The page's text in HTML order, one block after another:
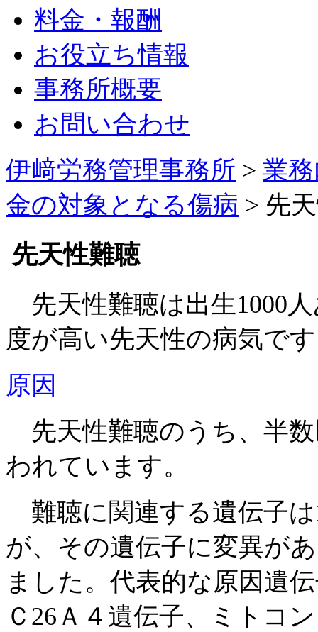
料金・報酬
お役立ち情報
事務所概要
お問い合わせ
伊﨑労務管理事務所 > 業
金の対象となる傷病 > 先
先天性難聴
先天性難聴は出生1000
度が高い先天性の病気で
原因
先天性難聴のうち、半
われています。
難聴に関連する遺伝子
が、その遺伝子に変異が
ました。代表的な原因遺
Ｃ26Ａ４遺伝子、ミトコ